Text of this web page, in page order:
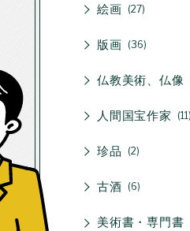
絵画 27
版画 36
仏教美術、仏像
人間国宝作家 11
珍品 2
古酒 6
美術書・専門書